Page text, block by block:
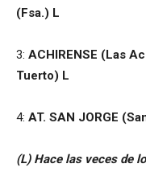
(Fsa.) L
3: ACHIRENSE (Las
Tuerto) L
4: AT. SAN JORGE
(L) Hace las veces de